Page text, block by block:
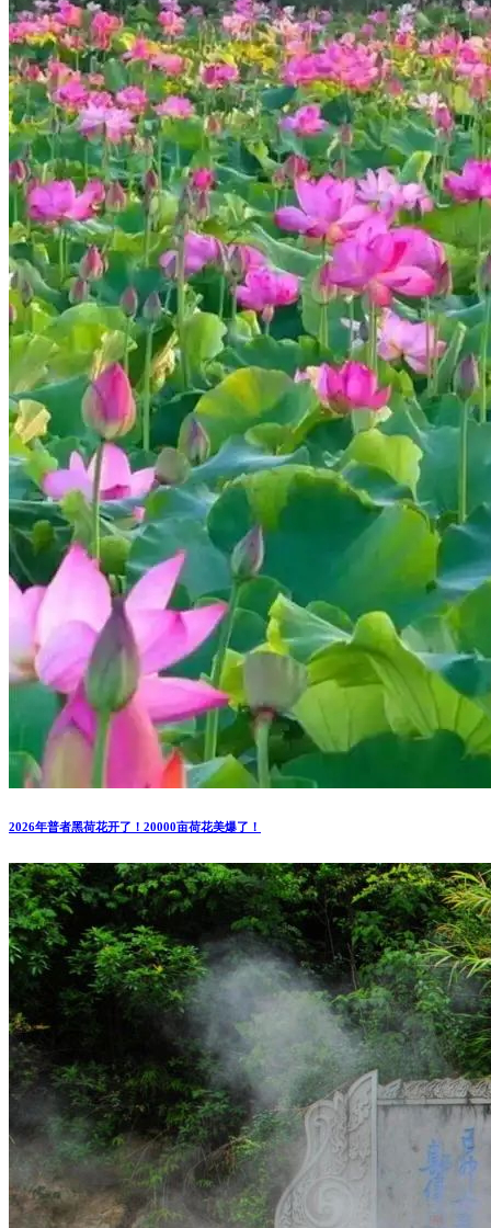
2026年普者黑荷花开了！20000亩荷花美爆了！